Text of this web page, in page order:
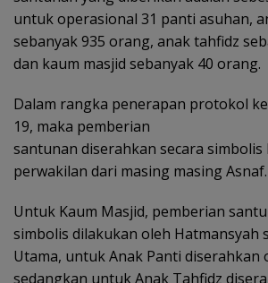
untuk operasional 31 panti asuhan,
sebanyak 935 orang, anak tahfidz
dan kaum masjid sebanyak 40 orang.
Dalam rangka penerapan protokol
19, maka pemberian
santunan diserahkan secara simbolis
perwakilan dari masing masing Asnaf.
Untuk Kaum Masjid, pemberian
simbolis dilakukan oleh Hatmansyah
Utama, untuk Anak Panti diserahkan
sedangkan untuk Anak Tahfidz